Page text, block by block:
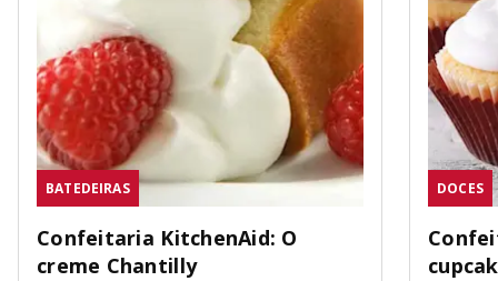
BATEDEIRAS
Confeitaria KitchenAid: O
creme Chantilly
DOCES